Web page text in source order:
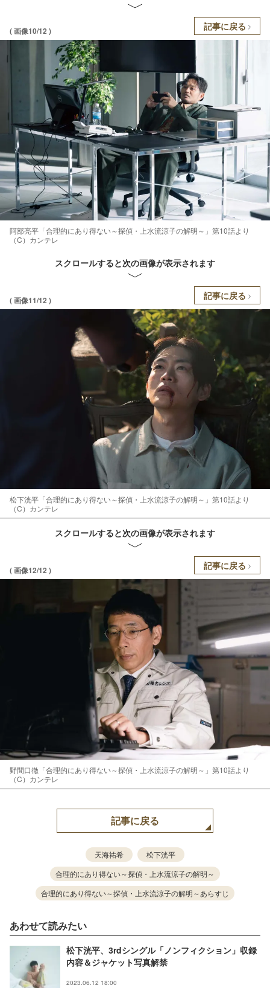
( 画像10/12 ) 記事に戻る
阿部亮平「合理的にあり得ない～探偵・上水流涼子の解明～」第10話より
（C）カンテレ
スクロールすると次の画像が表示されます
( 画像11/12 ) 記事に戻る
松下洸平「合理的にあり得ない～探偵・上水流涼子の解明～」第10話より
（C）カンテレ
スクロールすると次の画像が表示されます
( 画像12/12 ) 記事に戻る
野間口徹「合理的にあり得ない～探偵・上水流涼子の解明～」第10話より
（C）カンテレ
記事に戻る
天海祐希
松下洸平
合理的にあり得ない～探偵・上水流涼子の解明～
合理的にあり得ない～探偵・上水流涼子の解明～あらすじ
あわせて読みたい
松下洸平、3rdシングル「ノンフィクション」収録
内容＆ジャケット写真解禁
2023.06.12 18:00